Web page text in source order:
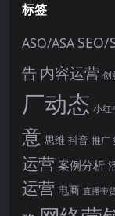
标签
ASO/ASA SEO/
告 内容运营 创
厂动态 小红
意 思维 抖音 推广
运营 案例分析
运营 电商 直播带